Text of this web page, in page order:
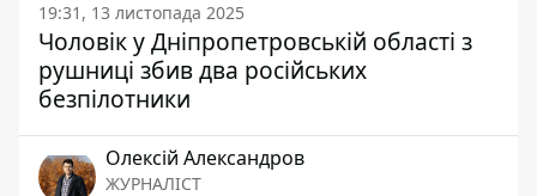
19:31, 13 листопада 2025
Чоловік у Дніпропетровській області з
рушниці збив два російських
безпілотники
Олексій Александров
ЖУРНАЛІСТ